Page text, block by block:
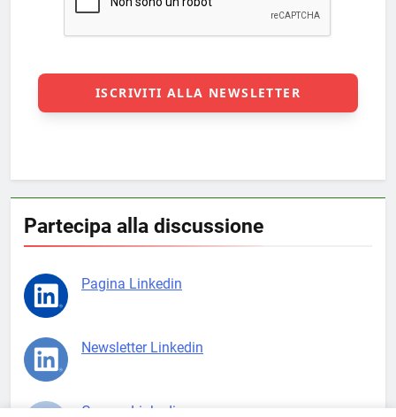
Partecipa alla discussione
Pagina Linkedin
Newsletter Linkedin
Gruppo Linkedin